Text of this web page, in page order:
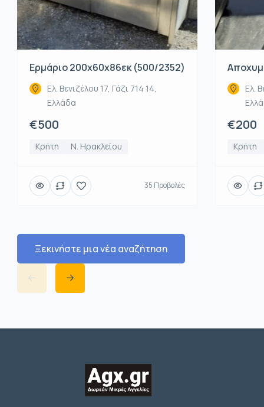
Ερμάριο 200x60x86εκ (500/2352)
Ελ. Βενιζέλου 17, Γάζι 714 14,
Ελλάδα
€500
Κρήτη Ν. Ηρακλείου
35 Προβολές
Ελ.
€200
Κρήτη
Ξεκινήστε μια νέα αναζήτηση